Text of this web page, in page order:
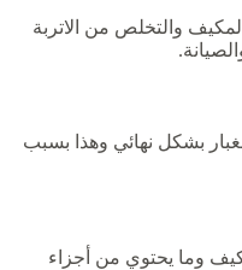
والتخلص من الاتربة
بشكل نهائي وهذا بسبب
وما يحتوي من أجزاء